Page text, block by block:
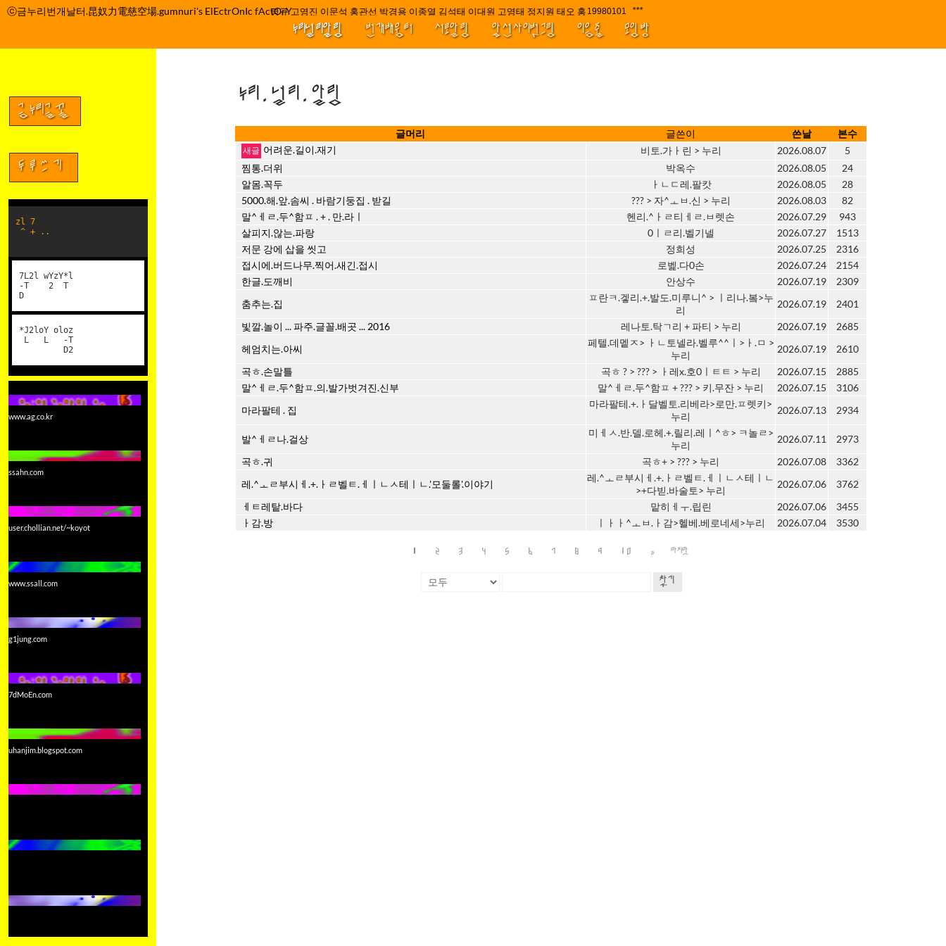
컨
기
ⓒ금누리번개날터.昆奴力電慈空場.gumnuri's ElEctrOnIc fActOrY박정관 조명규 고영진 이문석 홍관선 박경용 이종열 김석태 이대원 고영태 정지원 태오 홍 최윤호 백지원 김효정 금드레 임형모 양동열 안길재 김성태 이율 유성민 손윤희 이은미
19980101////||||****||||
누리널리알림 번개배움터 서로알림 앞선사이벗그림 이음줄 모임방
누리.널리.알림
글머리 글쓴이 쓴날
본수
어려운.길이.재기
비토.가ㅏ린 > 누리 2026.08.07
5
찜통.더위
박옥수 2026.08.05
24
알몸.꼭두
ㅏㄴㄷ레.팔캇 2026.08.05
28
5000.해.앞.솜씨 . 바람기둥집 . 받길
??? > 자^ㅗㅂ.신 > 누리 2026.08.03
82
말^ㅔㄹ.두^함ㅍ . + . 만.라ㅣ
헨리.^ㅏㄹ티ㅔㄹ.ㅂ렛손 2026.07.29
943
살피지.않는.파랑
0ㅣㄹ리.벨기넬 2026.07.27
1513
저문 강에 삽을 씻고
정희성 2026.07.25
2316
접시에.버드나무.찍어.새긴.접시
로벭.다0손 2026.07.24
2154
한글.도깨비
안상수 2026.07.19
2309
춤추는.집
ㅍ란ㅋ.겧리.+.발도.미루니^ > ㅣ리나.봌>누
리
2026.07.19
2401
빛깔.놀이 ... 파주.글꼴.배곳 ... 2016
레나토.탁ㄱ리 + 파티 > 누리 2026.07.19
2685
헤엄치는.아씨
페텔.데멭ㅈ> ㅏㄴ토넬라.벨루^^ㅣ>ㅏ.ㅁ >
누리
2026.07.19
2610
곡ㅎ.손말틀
곡ㅎ ? > ??? > ㅏ레x.호0ㅣㅌㅌ > 누리 2026.07.15
2885
말^ㅔㄹ.두^함ㅍ.의.발가벗겨진.신부
말^ㅔㄹ.두^함ㅍ + ??? > 키.무잔 > 누리 2026.07.15
3106
마라팔테 . 집
마라팔테.+.ㅏ달벨토.리베라>로만.ㅍ렛키>
누리
2026.07.13 2934
발^ㅔㄹ나.걸상
미ㅔㅅ.반.델.로헤.+.릴리.레ㅣ^ㅎ> ㅋ놀ㄹ>
누리
2026.07.11
2973
곡ㅎ.귀
곡ㅎ+ > ??? > 누리 2026.07.08
3362
레.^ㅗㄹ부시ㅔ.+.ㅏㄹ벨ㅌ.ㅔㅣㄴㅅ테ㅣㄴ.'모둘롤'.이야기
레.^ㅗㄹ부시ㅔ.+.ㅏㄹ벨ㅌ.ㅔㅣㄴㅅ테ㅣㄴ
>+다빋.바술토> 누리
2026.07.06
3762
ㅔㅌ레탙.바다
맡히ㅔㅜ.립린 2026.07.06
3455
ㅏ감.방
ㅣㅏㅏ^ㅗㅂ.ㅏ감>헬베.베로네세>누리 2026.07.04 3530
1 2 3 4 5 6 7 8 9 10 » 마지막
찾기
금누리글꼴
두루쓰기
zl 7
^ + ..
7L2l wYzY*l
-T 2 T
D
*J2loY oloz
L L -T
D2
www.ag.co.kr
ssahn.com
user.chollian.net/~koyot
www.ssall.com
g1jung.com
7dMoEn.com
uhanjim.blogspot.com